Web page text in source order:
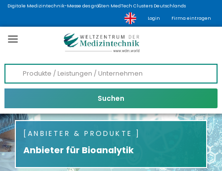
Digitale Medizintechnik-Messe des größten MedTech Clusters Deutschlands
Login Firma eintragen
ANBIETER & PRODUKTE
Anbieter für Bioanalytik